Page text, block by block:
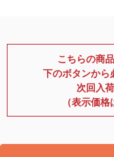
こちらの商
下のボタンから
次回入
（表示価